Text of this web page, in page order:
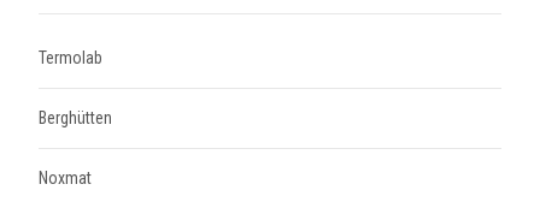
Termolab
Berghütten
Noxmat